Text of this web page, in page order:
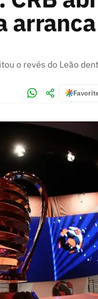
arranca
o revés do Leão